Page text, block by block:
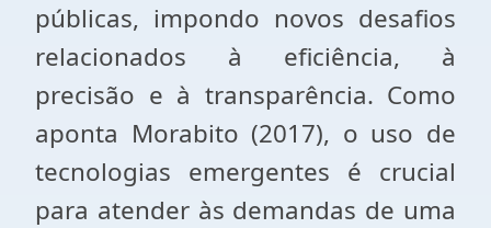
públicas, impondo novos desafios
relacionados à eficiência, à
precisão e à transparência. Como
aponta Morabito (2017), o uso de
tecnologias emergentes é crucial
para atender às demandas de uma